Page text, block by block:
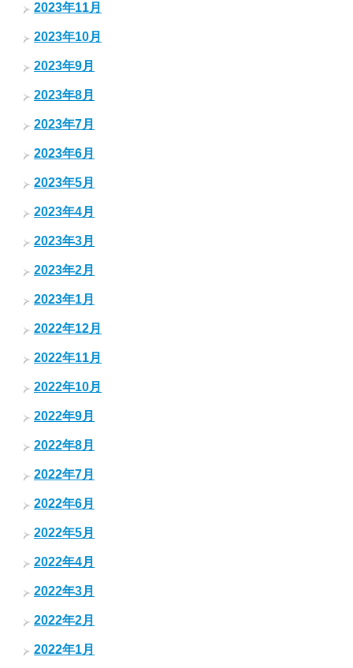
2023年11月
2023年10月
2023年9月
2023年8月
2023年7月
2023年6月
2023年5月
2023年4月
2023年3月
2023年2月
2023年1月
2022年12月
2022年11月
2022年10月
2022年9月
2022年8月
2022年7月
2022年6月
2022年5月
2022年4月
2022年3月
2022年2月
2022年1月